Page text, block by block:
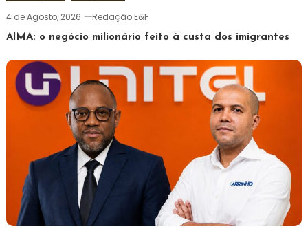
4 de Agosto, 2026
Redação E&F
AIMA: o negócio milionário feito à custa dos imigrantes